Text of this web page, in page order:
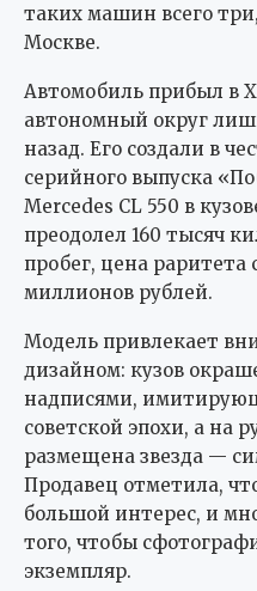
таких машин всего
Москве.
Автомобиль прибыл в
автономный округ
назад. Его создали в
серийного выпуска
Mercedes CL 550 в
преодолел 160 тысяч
пробег, цена раритета
миллионов рублей.
Модель привлекает
дизайном: кузов
надписями,
советской эпохи, а на
размещена звезда —
Продавец отметила,
большой интерес, и
того, чтобы
экземпляр.